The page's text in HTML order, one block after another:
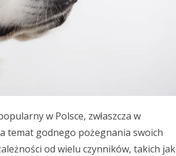
w Polsce, zwłaszcza w
temat godnego pożegnania swoich
od wielu czynników, takich jak